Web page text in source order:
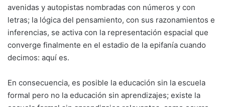
avenidas y autopistas nombradas con números y con
letras; la lógica del pensamiento, con sus razonamientos e
inferencias, se activa con la representación espacial que
converge finalmente en el estadio de la epifanía cuando
decimos: aquí es.
En consecuencia, es posible la educación sin la escuela
formal pero no la educación sin aprendizajes; existe la